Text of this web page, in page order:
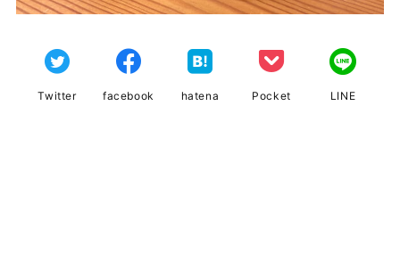
Twitter facebook hatena Pocket LINE